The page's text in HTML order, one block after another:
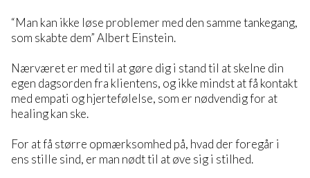
“Man kan ikke løse problemer med den samme tankegang,
som skabte dem” Albert Einstein.
Nærværet er med til at gøre dig i stand til at skelne din
egen dagsorden fra klientens, og ikke mindst at få kontakt
med empati og hjertefølelse, som er nødvendig for at
healing kan ske.
For at få større opmærksomhed på, hvad der foregår i
ens stille sind, er man nødt til at øve sig i stilhed.